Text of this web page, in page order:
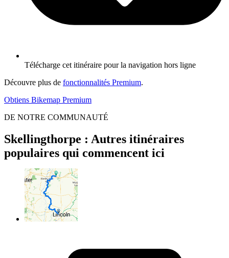
Télécharge cet itinéraire pour la navigation hors ligne
Découvre plus de fonctionnalités Premium.
Obtiens Bikemap Premium
DE NOTRE COMMUNAUTÉ
Skellingthorpe : Autres itinéraires
populaires qui commencent ici